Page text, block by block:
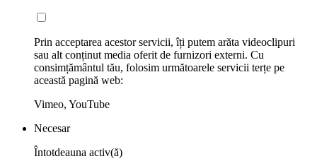
Prin acceptarea acestor servicii, îți putem arăta videoclipuri
sau alt conținut media oferit de furnizori externi. Cu
consimțământul tău, folosim următoarele servicii terțe pe
această pagină web:
Vimeo, YouTube
Necesar
Întotdeauna activ(ă)